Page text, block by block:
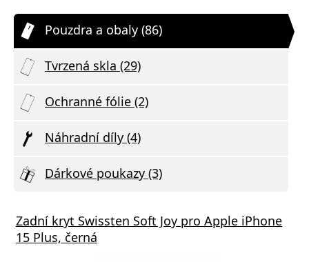
Pouzdra a obaly (86)
Tvrzená skla (29)
Ochranné fólie (2)
Náhradní díly (4)
Dárkové poukazy (3)
Zadní kryt Swissten Soft Joy pro Apple iPhone
15 Plus, černá